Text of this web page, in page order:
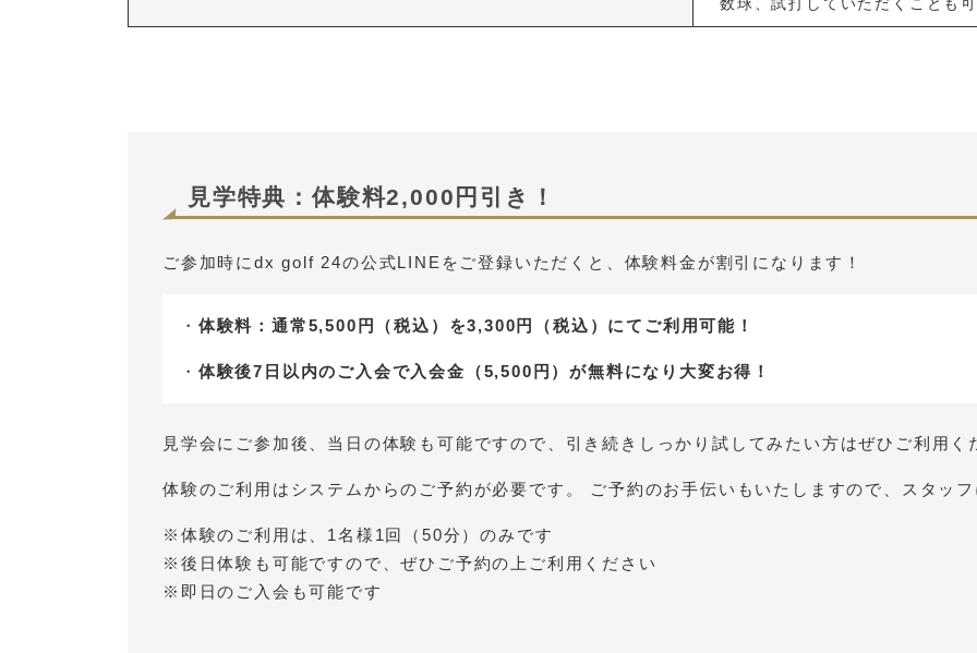
見学特典：体験料2,000円引き！
ご参加時にdx golf 24の公式LINEをご登録いただくと、体験料金が割引になります！
・ 体験料：通常5,500円（税込）を3,300円（税込）にてご利用可能！
・ 体験後7日以内のご入会で入会金（5,500円）が無料になり大変お得！
見学会にご参加後、当日の体験も可能ですので、引き続きしっかり試してみたい方はぜひご利用く
体験のご利用はシステムからのご予約が必要です。 ご予約のお手伝いもいたしますので、スタッ
※体験のご利用は、1名様1回（50分）のみです
※後日体験も可能ですので、ぜひご予約の上ご利用ください
※即日のご入会も可能です